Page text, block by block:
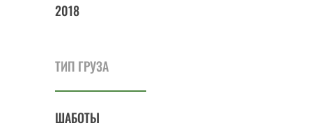
2018
ТИП ГРУЗА
ШАБОТЫ